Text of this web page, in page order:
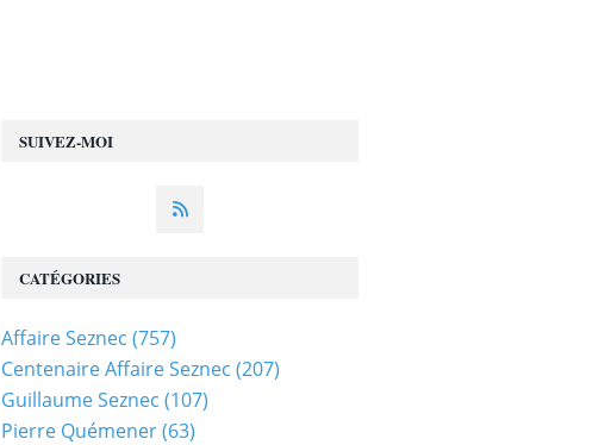
SUIVEZ-MOI
CATÉGORIES
Affaire Seznec (757)
Centenaire Affaire Seznec (207)
Guillaume Seznec (107)
Pierre Quémener(63)